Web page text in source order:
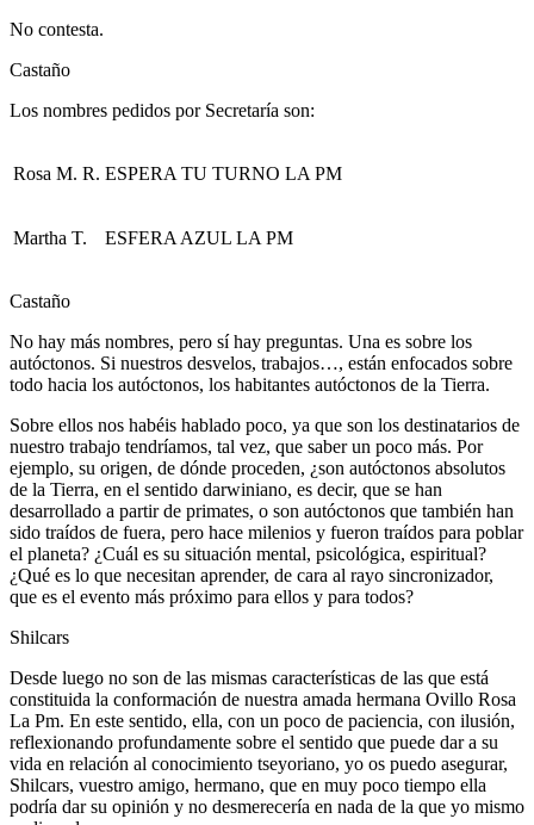
No contesta.
Castaño
Los nombres pedidos por Secretaría son:
Rosa M. R. ESPERA TU TURNO LA PM
Martha T. ESFERA AZUL LA PM
Castaño
No hay más nombres, pero sí hay preguntas. Una es sobre los
autóctonos. Si nuestros desvelos, trabajos…, están enfocados sobre
todo hacia los autóctonos, los habitantes autóctonos de la Tierra.
Sobre ellos nos habéis hablado poco, ya que son los destinatarios de
nuestro trabajo tendríamos, tal vez, que saber un poco más. Por
ejemplo, su origen, de dónde proceden, ¿son autóctonos absolutos
de la Tierra, en el sentido darwiniano, es decir, que se han
desarrollado a partir de primates, o son autóctonos que también han
sido traídos de fuera, pero hace milenios y fueron traídos para poblar
el planeta? ¿Cuál es su situación mental, psicológica, espiritual?
¿Qué es lo que necesitan aprender, de cara al rayo sincronizador,
que es el evento más próximo para ellos y para todos?
Shilcars
Desde luego no son de las mismas características de las que está
constituida la conformación de nuestra amada hermana Ovillo Rosa
La Pm. En este sentido, ella, con un poco de paciencia, con ilusión,
reflexionando profundamente sobre el sentido que puede dar a su
vida en relación al conocimiento tseyoriano, yo os puedo asegurar,
Shilcars, vuestro amigo, hermano, que en muy poco tiempo ella
podría dar su opinión y no desmerecería en nada de la que yo mismo